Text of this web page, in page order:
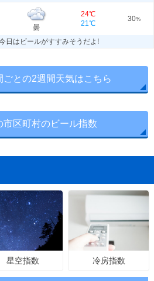
曇
24℃
21℃
30%
日はビールがすすみそうだよ!
ごとの2週間天気はこちら
市区町村のビール指数
星空指数 冷房指数